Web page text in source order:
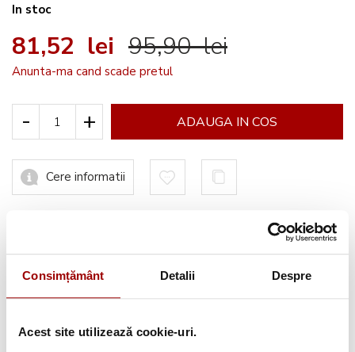
Consimțământ Detalii Despre
Acest site utilizează cookie-uri.
In stoc
81,52 lei 95,90 lei
Anunta-ma cand scade pretul
- + ADAUGA IN COS
Cere informatii